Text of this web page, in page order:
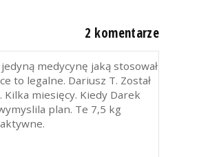
2 komentarze
medycynę jaką stosował
to legalne. Dariusz T. Został
miesięcy. Kiedy Darek
plan. Te 7,5 kg